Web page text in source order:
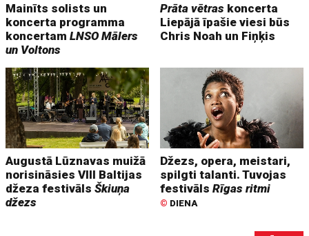
Mainīts solists un
koncerta programma
koncertamLNSO Mālers
un Voltons
Prāta vētras koncerta
Liepājā īpašie viesi būs
Chris Noah un Fiņķis
Augustā Lūznavas muižā
norisināsies VIII Baltijas
džeza festivālsŠkiuņa
džezs
Džezs, opera, meistari,
spilgti talanti. Tuvojas
festivālsRīgas ritmi
© DIENA